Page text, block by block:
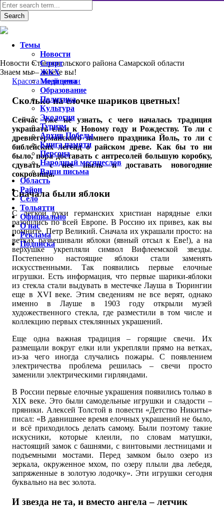
Новости Ставропольского района Самарской области
Знаем мы – знаете вы!
Красота моей земли
Сколько на елочке шариков цветных!
Сейчас уже не узнать, с чего началась традиция
украшать елки к Новому году и Рождеству. То ли с
древнегерманского зимнего праздника Йоль, то ли с
библейских легенд о райском древе. Как бы то ни
было, пора доставать с антресолей большую коробку,
сдувать с нее пыль и доставать новогодние
сокровища.
Сначала были яблоки
С легкой руки германских христиан нарядные елки
разошлись по всей Европе. В Россию их привез, как вы
помните, Петр Великий. Сначала их украшали просто: на
ветках развешивали яблоки (явный отсыл к Еве!), а на
верхушке укрепляли символ Вифлеемской звезды.
Постепенно настоящие яблоки стали заменять
искусственными. Так появились первые елочные
игрушки. Есть информация, что первые шарики-яблоки
из стекла стали выдувать в местечке Лауша в Тюрингии
еще в XVI веке. Этим сведениям не все верят, однако
именно в Лауше в 1903 году открыли музей
художественного стекла, где разместили в том числе и
коллекцию первых стеклянных украшений.
Еще одна важная традиция – горящие свечи. Их
размещали вокруг елки или укрепляли прямо на ветках,
из-за чего иногда случались пожары. С появлением
электричества проблема решилась – свечи просто
заменили электрическими гирляндами.
В России первые елочные украшения появились только в
XIX веке. Это были самодельные игрушки и сладости –
пряники. Алексей Толстой в повести «Детство Никиты»
писал: «В давнишнее время елочных украшений не было,
и всё приходилось делать самому. Были поэтому такие
искусники, которые клеили, по словам матушки,
настоящий замок с башнями, с винтовыми лестницами и
подъемными мостами. Перед замком было озеро из
зеркала, окруженное мхом, по озеру плыли два лебедя,
запряженные в золотую лодочку». Эти игрушки сегодня
буквально на вес золота.
И звезда не та, и вместо ангела – летчик
Темы
Новости
Спорт
ЖКХ
Медицина
Образование
Политика
Культура
Экология
Туризм
Архив Победы
Книга памяти
Персона
Народный месяцеслов
Ваши письма
Область
Район
Село
Тольятти
Официально
О нас
Реклама
Подписка